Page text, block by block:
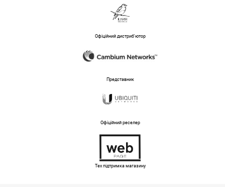
Офіційний дистриб'ютор
Представник
Офіційний реселер
Тех підтримка магазину